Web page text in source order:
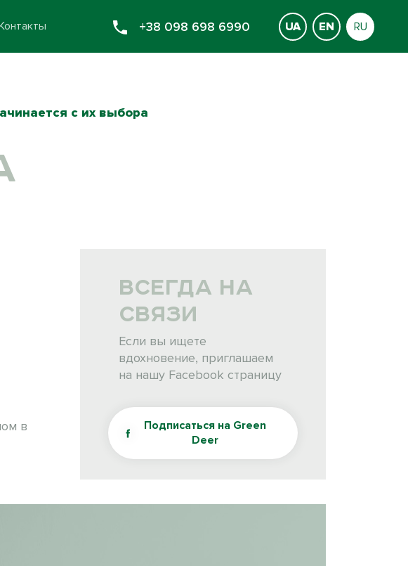
+38 098 698 6990 UA EN RU
с их выбора
в
ВСЕГДА НА
СВЯЗИ
Если вы ищете
вдохновение, приглашаем
на нашу Facebook страницу
Подписаться на Green
Deer